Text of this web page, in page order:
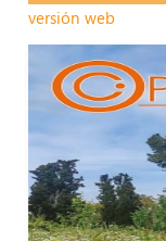
versión web